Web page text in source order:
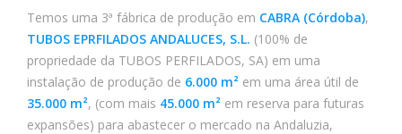
Temos uma 3ª fábrica de produção em CABRA (Córdoba),
TUBOS EPRFILADOS ANDALUCES, S.L. (100% de
propriedade da TUBOS PERFILADOS, SA) em uma
instalação de produção de 6.000 m² em uma área útil de
35.000 m², (com mais 45.000 m² em reserva para futuras
expansões) para abastecer o mercado na Andaluzia,